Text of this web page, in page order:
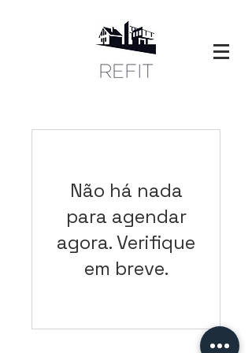
Não há nada
para agendar
agora. Verifique
em breve.